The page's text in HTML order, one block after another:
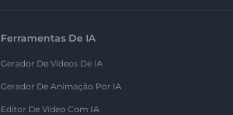
Ferramentas De IA
Gerador De Vídeos De IA
Gerador De Animação Por IA
Editor De Vídeo Com IA